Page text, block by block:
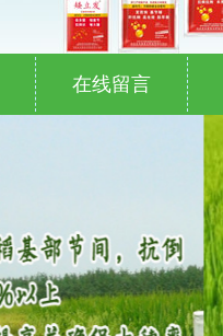
在线留言